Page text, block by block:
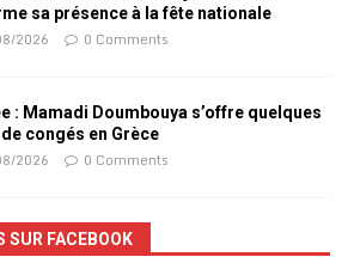
sa présence à la fête nationale
2026 0 Comments
: Mamadi Doumbouya s’offre quelques
congés en Grèce
2026 0 Comments
FACEBOOK